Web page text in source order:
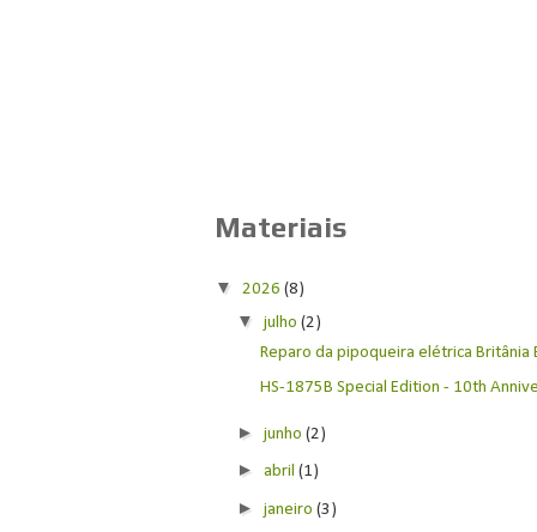
Materiais
▼ 2026(8)
▼julho(2)
Reparo da pipoqueira elétrica Britânia
HS-1875B Special Edition - 10th
►junho(2)
►abril(1)
►janeiro(3)